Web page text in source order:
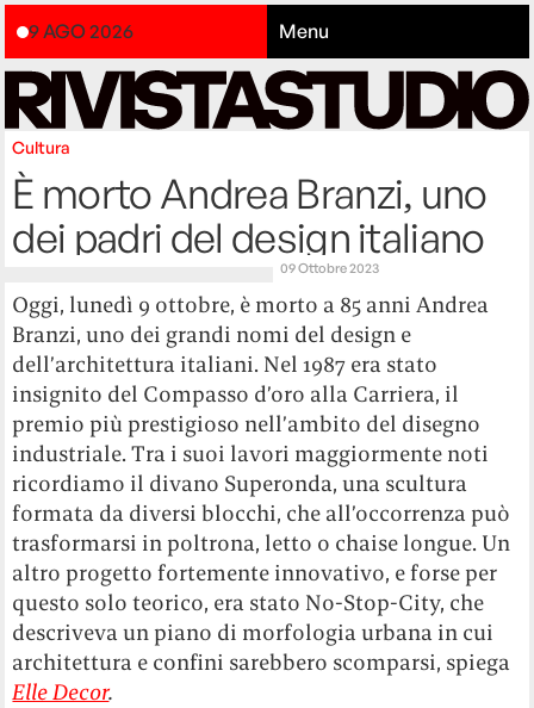
9 AGO 2026 Menu
Cultura
È morto Andrea Branzi, uno
dei padri del design italiano
09 Ottobre 2023
Oggi, lunedì 9 ottobre, è morto a 85 anni Andrea
Branzi, uno dei grandi nomi del design e
dell’architettura italiani. Nel 1987 era stato
insignito del Compasso d’oro alla Carriera, il
premio più prestigioso nell’ambito del disegno
industriale. Tra i suoi lavori maggiormente noti
ricordiamo il divano Superonda, una scultura
formata da diversi blocchi, che all’occorrenza può
trasformarsi in poltrona, letto o chaise longue. Un
altro progetto fortemente innovativo, e forse per
questo solo teorico, era stato No-Stop-City, che
descriveva un piano di morfologia urbana in cui
architettura e confini sarebbero scomparsi, spiega
Elle Decor.